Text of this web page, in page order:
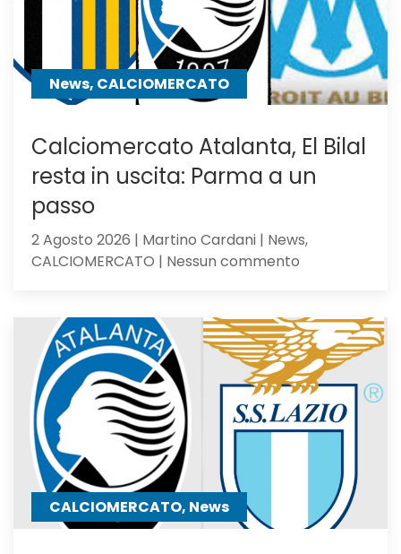
News, CALCIOMERCATO
Calciomercato Atalanta, El Bilal
resta in uscita: Parma a un
passo
2 Agosto 2026 | Martino Cardani | News,
CALCIOMERCATO | Nessun commento
El
Bilal
resta
in
uscita:
Parma
passo
CALCIOMERCATO, News